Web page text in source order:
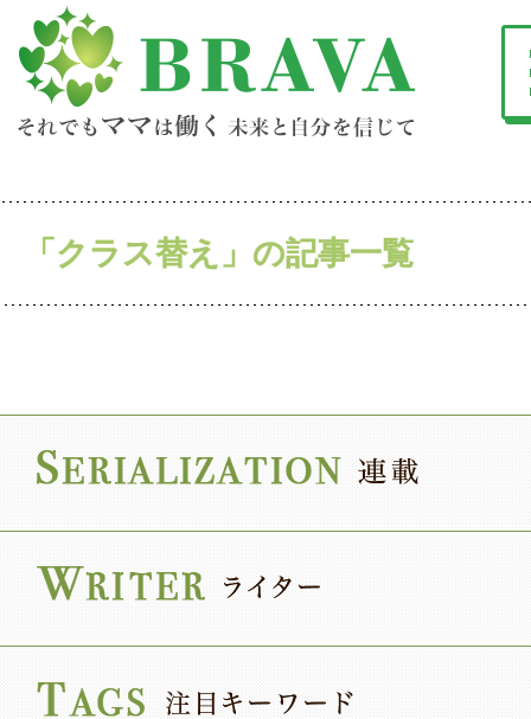
「クラス替え」の記事一覧